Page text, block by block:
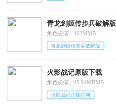
青龙剑姬传步兵破解版
角色扮演 462MMB
青龙剑姬传安卓破解版
火影战记原版下载
角色扮演 45.94MBMB
火影战记正版官网